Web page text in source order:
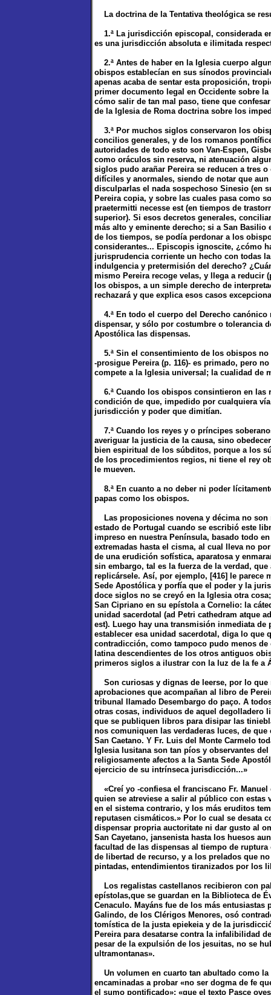
La doctrina de la Tentativa theológica se
1.ª La jurisdicción episcopal, considerada
es una jurisdicción absoluta e ilimitada
2.ª Antes de haber en la Iglesia cuerpo
obispos establecían en sus sínodos
apenas acaba de sentar esta proposición,
primer documento legal en Occidente sobre
cómo salir de tan mal paso, tiene que
de la Iglesia de Roma doctrina sobre los
3.ª Por muchos siglos conservaron los
concilios generales, y de los romanos
autoridades de todo esto son Van-Espen,
como oráculos sin reserva, ni atenuación
siglos pudo arañar Pereira se reducen a tres
difíciles y anormales, siendo de notar que
disculparlas el nada sospechoso Sinesio (en
Pereira copia, y sobre las cuales pasa como
praetermitti necesse est (en tiempos de
superior). Si esos decretos generales,
más alto y eminente derecho; si a San Basilio
de los tiempos, se podía perdonar a los
considerantes... Episcopis ignoscite, ¿cómo
jurisprudencia corriente un hecho con todas
indulgencia y pretermisión del derecho?
mismo Pereira recoge velas, y llega a reducir
los obispos, a un simple derecho de
rechazará y que explica esos casos
4.ª En todo el cuerpo del Derecho
dispensar, y sólo por costumbre o tolerancia
Apostólica las dispensas.
5.ª Sin el consentimiento de los obispos no
-prosigue Pereira (p. 116)- es primado, pero
compete a la Iglesia universal; la cualidad de
6.ª Cuando los obispos consintieron en las
condición de que, impedido por cualquiera
jurisdicción y poder que dimitían.
7.ª Cuando los reyes y o príncipes
averiguar la justicia de la causa, sino
bien espiritual de los súbditos, porque a los
de los procedimientos regios, ni tiene el rey
le mueven.
8.ª En cuanto a no deber ni poder
papas como los obispos.
Las proposiciones novena y décima no
estado de Portugal cuando se escribió este
impreso en nuestra Península, basado todo
extremadas hasta el cisma, al cual lleva no
de una erudición sofística, aparatosa y
sin embargo, tal es la fuerza de la verdad,
replicársele. Así, por ejemplo, [416] le
Sede Apostólica y porfía que el poder y la
doce siglos no se creyó en la Iglesia otra
San Cipriano en su epístola a Cornelio: la
unidad sacerdotal (ad Petri cathedram atque
est). Luego hay una transmisión inmediata
establecer esa unidad sacerdotal, diga lo que
contradicción, como tampoco pudo menos
latina descendientes de los otros antiguos
primeros siglos a ilustrar con la luz de la fe a
Son curiosas y dignas de leerse, por lo que
aprobaciones que acompañan al libro de
tribunal llamado Desembargo do paço. A
otras cosas, individuos de aquel degolladero
que se publiquen libros para disipar las
nos comuniquen las verdaderas luces, de
San Caetano. Y Fr. Luis del Monte Carmelo
Iglesia lusitana son tan píos y observantes
religiosamente afectos a la Santa Sede
ejercicio de su intrínseca jurisdicción...»
«Creí yo -confiesa el franciscano Fr.
quien se atreviese a salir al público con
en el sistema contrario, y los más eruditos
reputasen cismáticos.» Por lo cual se desata
dispensar propria auctoritate ni dar gusto al
San Cayetano, jansenista hasta los huesos
facultad de las dispensas al tiempo de
de libertad de recurso, y a los prelados que
pintadas, entendimientos tiranizados por los
Los regalistas castellanos recibieron con
epístolas,que se guardan en la Biblioteca de
Cenaculo. Mayáns fue de los más
Galindo, de los Clérigos Menores, osó
tomística de la justa epiekeia y de la
Pereira para desatarse contra la infalibilidad
pesar de la expulsión de los jesuitas, no se
ultramontanas».
Un volumen en cuarto tan abultado como la
encaminadas a probar «no ser dogma de fe
el sumo pontificado»; «que el texto Pasce